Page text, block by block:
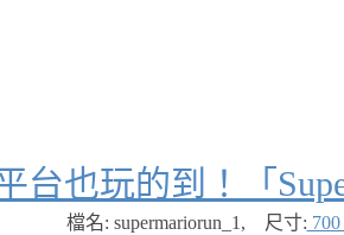
台也玩的到！「
檔名: supermariorun_1 , 尺寸: